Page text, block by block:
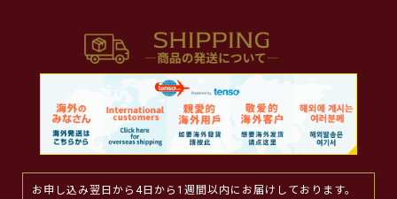
お申し込み翌日から4日から1週間以内にお届けしております。